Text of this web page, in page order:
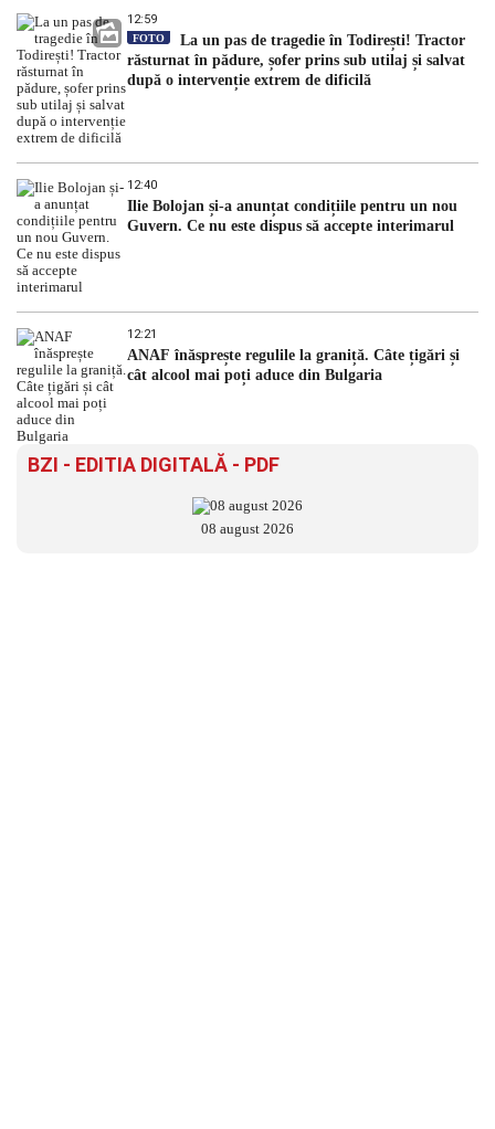
12:59
FOTO
La un pas de tragedie în Todirești! Tractor
răsturnat în pădure, șofer prins sub utilaj și salvat
după o intervenție extrem de dificilă
12:40
Ilie Bolojan și-a anunțat condițiile pentru un nou
Guvern. Ce nu este dispus să accepte interimarul
12:21
ANAF înăsprește regulile la graniță. Câte țigări și
cât alcool mai poți aduce din Bulgaria
BZI - EDITIA DIGITALĂ - PDF
08 august 2026